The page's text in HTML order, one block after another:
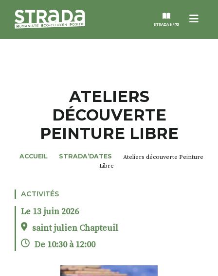
Menu
STRADA N°73
NOS THÈMES
S'INSCRIRE À LA NEWSLETTER
ATELIERS
DÉCOUVERTE
PEINTURE LIBRE
ACCUEIL STRADA’DATES
Ateliers découverte Peinture
Libre
ACTIVITÉS
Le 13 juin 2026
saint julien Chapteuil
De 10:30 à 12:00